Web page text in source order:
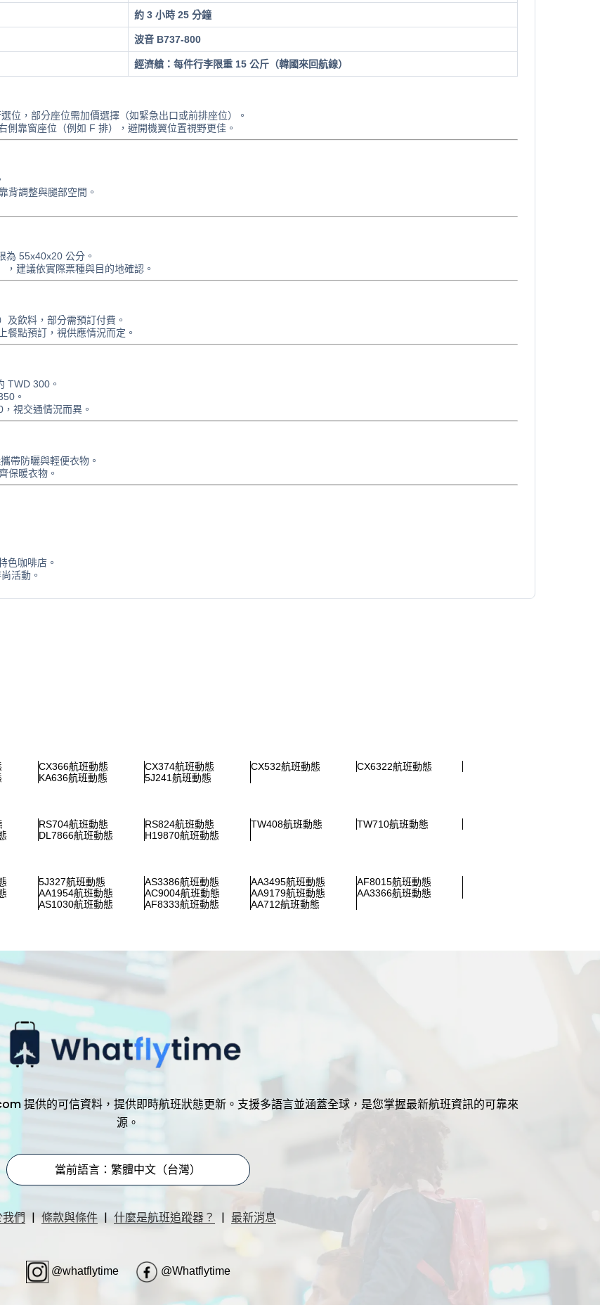
約 3 小時 25 分鐘
波音 B737-800
經濟艙：每件行李限重 15 公斤（韓國來回航線）
位，部分座位需加價選擇（如緊急出口或前排座位）。
側靠窗座位（例如 F 排），避開機翼位置視野更佳。
背調整與腿部空間。
為 55x40x20 公分。
，建議依實際票種與目的地確認。
及飲料，部分需預訂付費。
餐點預訂，視供應情況而定。
TWD 300。
。
視交通情況而異。
帶防曬與輕便衣物。
保暖衣物。
色咖啡店。
活動。
CX366航班動態 CX374航班動態 CX532航班動態
CX6322航班動態
KA636航班動態 5J241航班動態
RS704航班動態 RS824航班動態 TW408航班動態
TW710航班動態
DL7866航班動態 H19870航班動態
5J327航班動態 AS3386航班動態 AA3495航班動態
AF8015航班動態
AA1954航班動態 AC9004航班動態 AA9179航班動態
AA3366航班動態
AS1030航班動態 AF8333航班動態 AA712航班動態
提供的可信資料，提供即時航班狀態更新。支援多語言並涵蓋全球，是您掌握最新航班資訊的可靠來
源。
當前語言：繁體中文（台灣）
們 | 條款與條件 | 什麼是航班追蹤器？ | 最新消息
@whatflytime @Whatflytime